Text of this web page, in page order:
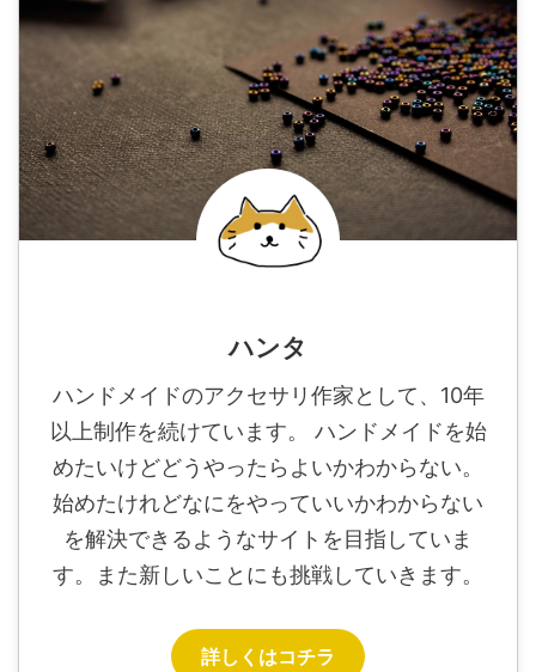
ハンタ
ハンドメイドのアクセサリ作家として、10年
以上制作を続けています。 ハンドメイドを始
めたいけどどうやったらよいかわからない。
始めたけれどなにをやっていいかわからない
を解決できるようなサイトを目指していま
す。また新しいことにも挑戦していきます。
詳しくはコチラ